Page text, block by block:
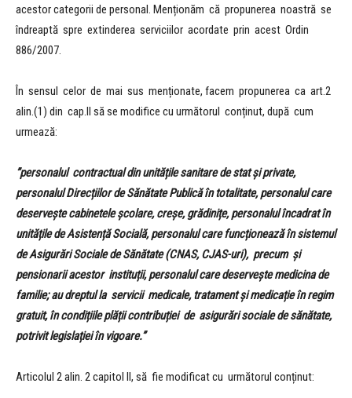
acestor categorii de personal. Menționăm că propunerea noastră se
îndreaptă spre extinderea serviciilor acordate prin acest Ordin
886/2007.
În sensul celor de mai sus menționate, facem propunerea ca art.2
alin.(1) din cap.II să se modifice cu următorul conținut, după cum
urmează:
”personalul contractual din unitățile sanitare de stat și private,
personalul Direcțiilor de Sănătate Publică în totalitate, personalul care
deservește cabinetele școlare, creșe, grădinițe, personalul încadrat în
unitățile de Asistență Socială, personalul care funcționează în sistemul
de Asigurări Sociale de Sănătate (CNAS, CJAS-uri), precum și
pensionarii acestor instituții, personalul care deservește medicina de
familie; au dreptul la servicii medicale, tratament și medicație în regim
gratuit, în condițiile plății contribuției de asigurări sociale de sănătate,
potrivit legislației în vigoare.”
Articolul 2 alin. 2 capitol II, să fie modificat cu următorul conținut: